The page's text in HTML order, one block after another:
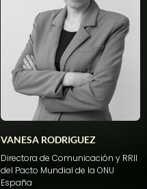
VANESA RODRIGUEZ
Directora de Comunicación y RRII
del Pacto Mundial de la ONU
España